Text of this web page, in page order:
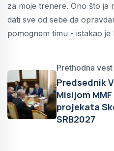
za moje trenere. Ono što ja
dati sve od sebe da
pomognem timu - istakao je
Prethodna vest
Predsednik
Misijom
projekata
SRB2027